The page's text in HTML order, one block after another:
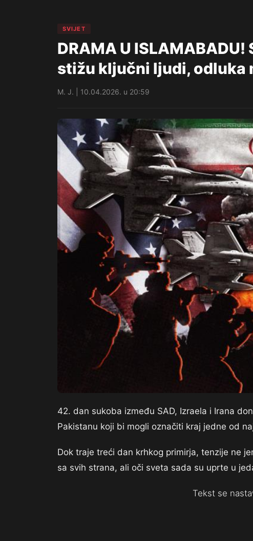
SVIJET
DRAMA U
stižu ključni ljudi, odluka
M. J. | 10.04.2026. u 20:59
42. dan sukoba između SAD, Izraela i Irana
Pakistanu koji bi mogli označiti kraj jedne od
Dok traje treći dan krhkog primirja, tenzije ne
sa svih strana, ali oči sveta sada su uprte u
Tekst se